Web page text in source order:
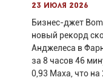
23 июля 2026
Бизнес-джет
новый рекорд
Анджелеса в
за 8 часов 46
0,93 Маха, что